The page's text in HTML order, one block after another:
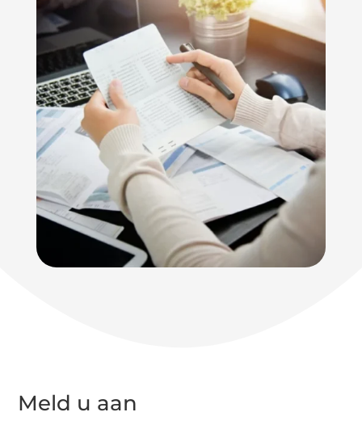
Meld u aan